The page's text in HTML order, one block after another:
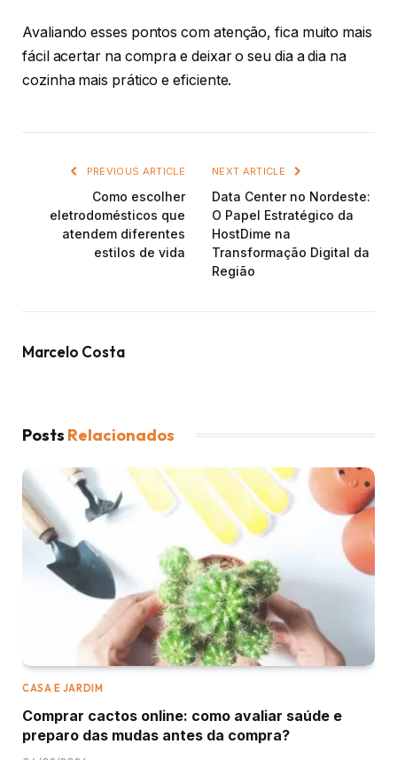
Avaliando esses pontos com atenção, fica muito mais
fácil acertar na compra e deixar o seu dia a dia na
cozinha mais prático e eficiente.
PREVIOUS ARTICLE
Como escolher
eletrodomésticos que
atendem diferentes
estilos de vida
NEXT ARTICLE
Data Center no Nordeste:
O Papel Estratégico da
HostDime na
Transformação Digital da
Região
Marcelo Costa
Posts Relacionados
CASA E JARDIM
Comprar cactos online: como avaliar saúde e
preparo das mudas antes da compra?